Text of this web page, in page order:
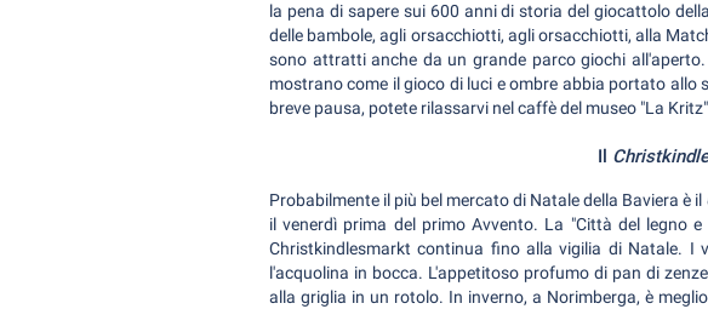
la pena di sapere sui 600 anni di storia del giocattolo
delle bambole, agli orsacchiotti, agli orsacchiotti, alla
sono attratti anche da un grande parco giochi
mostrano come il gioco di luci e ombre abbia portato allo
breve pausa, potete rilassarvi nel caffè del museo "La
Il
Probabilmente il più bel mercato di Natale della Baviera è il
il venerdì prima del primo Avvento. La "Città del legno
Christkindlesmarkt continua fino alla vigilia di Natale. I
l'acquolina in bocca. L'appetitoso profumo di pan di
alla griglia in un rotolo. In inverno, a Norimberga, è